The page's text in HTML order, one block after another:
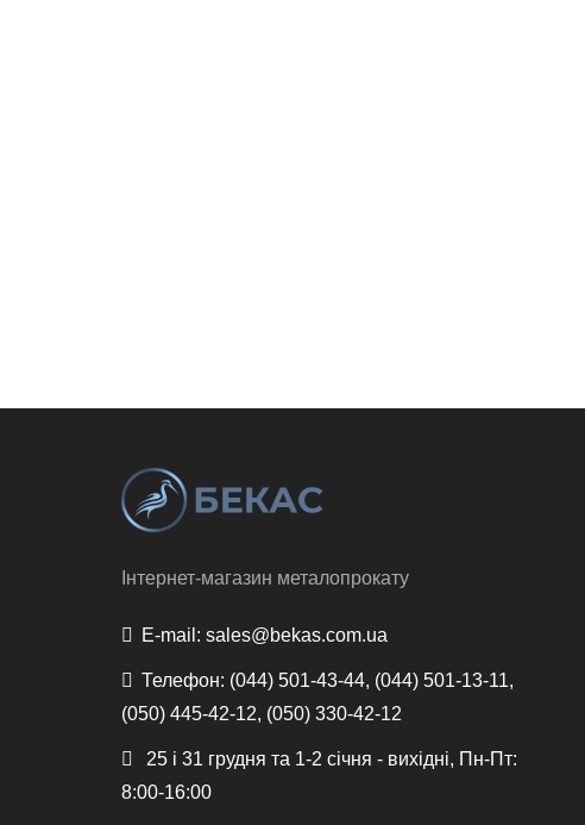
Інтернет-магазин металопрокату
E-mail: sales@bekas.com.ua
Телефон: (044) 501-43-44, (044) 501-13-11,
(050) 445-42-12, (050) 330-42-12
25 і 31 грудня та 1-2 січня - вихідні, Пн-Пт:
8:00-16:00